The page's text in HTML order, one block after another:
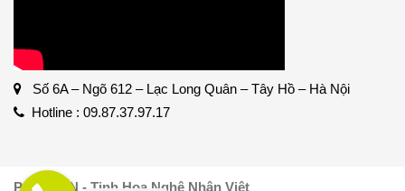
Số 6A – Ngõ 612 – Lạc Long Quân – Tây Hồ – Hà Nội
Hotline : 09.87.37.97.17
PAPASAN - Tinh Hoa Nghệ Nhân Việt